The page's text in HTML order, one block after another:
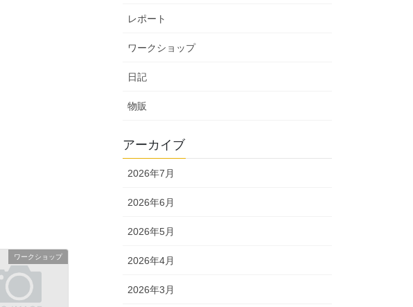
ワークショップ
レポート
ワークショップ
日記
物販
アーカイブ
2026年7月
2026年6月
2026年5月
2026年4月
2026年3月